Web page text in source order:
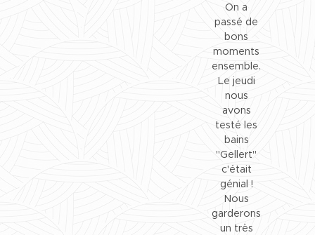
On a
passé de
bons
moments
ensemble.
Le jeudi
nous
avons
testé les
bains
"Gellert"
c'était
génial !
Nous
garderons
un très